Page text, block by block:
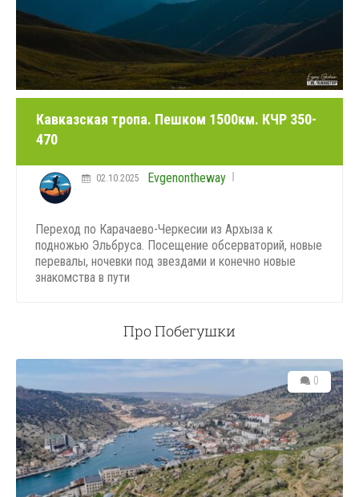
Кавказская тропа. Пешком 1500км. КЧР 350-
470
Evgenontheway
02.10.2025
Переход по Карачаево-Черкесии из Архыза к
подножью Эльбруса. Посещение обсерваторий, новые
перевалы, ночевки под звездами и конечно новые
знакомства в пути
Про Побегушки
0